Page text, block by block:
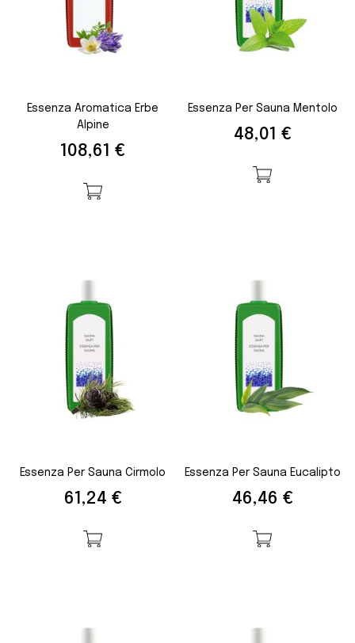
Essenza Aromatica Erbe
Alpine
Prezzo
108,61 €
Essenza Per Sauna Mentolo
Prezzo
48,01 €
Essenza Per Sauna Cirmolo
Prezzo
61,24 €
Essenza Per Sauna Eucalipto
Prezzo
46,46 €